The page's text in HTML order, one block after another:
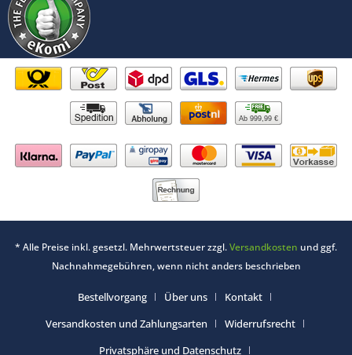
Ab 999,99 €
* Alle Preise inkl. gesetzl. Mehrwertsteuer zzgl.Versandkosten und ggf.
Nachnahmegebühren, wenn nicht anders beschrieben
Bestellvorgang Über uns
Kontakt
Versandkosten und Zahlungsarten
Widerrufsrecht
Privatsphäre und Datenschutz